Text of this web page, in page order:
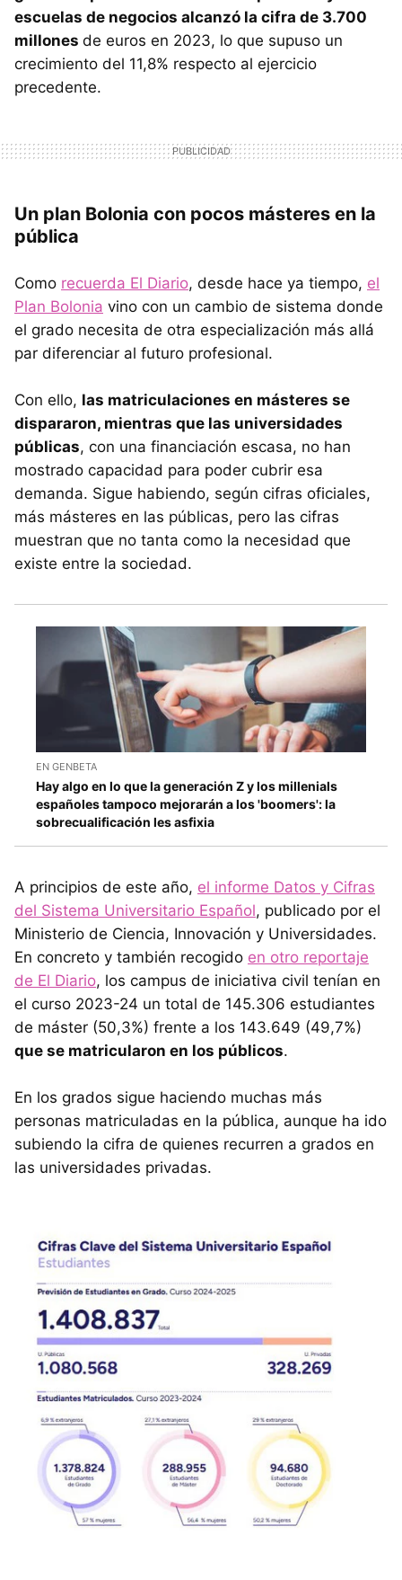
escuelas de negocios alcanzó la cifra de 3.700
millones de euros en 2023, lo que supuso un
crecimiento del 11,8% respecto al ejercicio
precedente.
Un plan Bolonia con pocos másteres en la
pública
Como recuerda El Diario, desde hace ya tiempo, el
Plan Bolonia vino con un cambio de sistema donde
el grado necesita de otra especialización más allá
par diferenciar al futuro profesional.
Con ello, las matriculaciones en másteres se
dispararon, mientras que las universidades
públicas, con una financiación escasa, no han
mostrado capacidad para poder cubrir esa
demanda. Sigue habiendo, según cifras oficiales,
más másteres en las públicas, pero las cifras
muestran que no tanta como la necesidad que
existe entre la sociedad.
EN GENBETA
Hay algo en lo que la generación Z y los millenials
españoles tampoco mejorarán a los 'boomers': la
sobrecualificación les asfixia
A principios de este año, el informe Datos y Cifras
del Sistema Universitario Español, publicado por el
Ministerio de Ciencia, Innovación y Universidades.
En concreto y también recogido en otro reportaje
de El Diario, los campus de iniciativa civil tenían en
el curso 2023-24 un total de 145.306 estudiantes
de máster (50,3%) frente a los 143.649 (49,7%)
que se matricularon en los públicos.
En los grados sigue haciendo muchas más
personas matriculadas en la pública, aunque ha ido
subiendo la cifra de quienes recurren a grados en
las universidades privadas.